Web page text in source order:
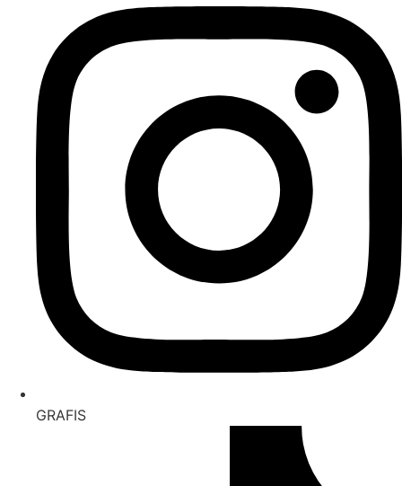
GRAFIS